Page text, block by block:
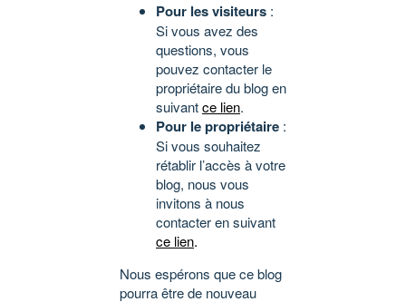
Pour les visiteurs :
Si vous avez des
questions, vous
pouvez contacter le
propriétaire du blog en
suivantce lien.
Pour le propriétaire :
Si vous souhaitez
rétablir l’accès à votre
blog, nous vous
invitons à nous
contacter en suivant
ce lien.
Nous espérons que ce blog
pourra être de nouveau